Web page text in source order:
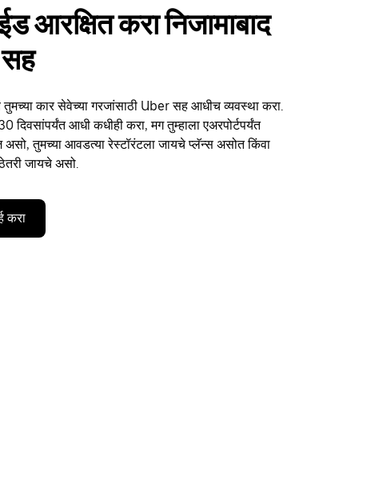
आरक्षित करा निजामाबाद
तुमच्या कार सेवेच्या गरजांसाठी Uber सह आधीच व्यवस्था करा.
दिवसांपर्यंत आधी कधीही करा, मग तुम्हाला एअरपोर्टपर्यंत
असो, तुमच्या आवडत्या रेस्टॉरंटला जायचे प्लॅन्स असोत किंवा
जायचे असो.
करा